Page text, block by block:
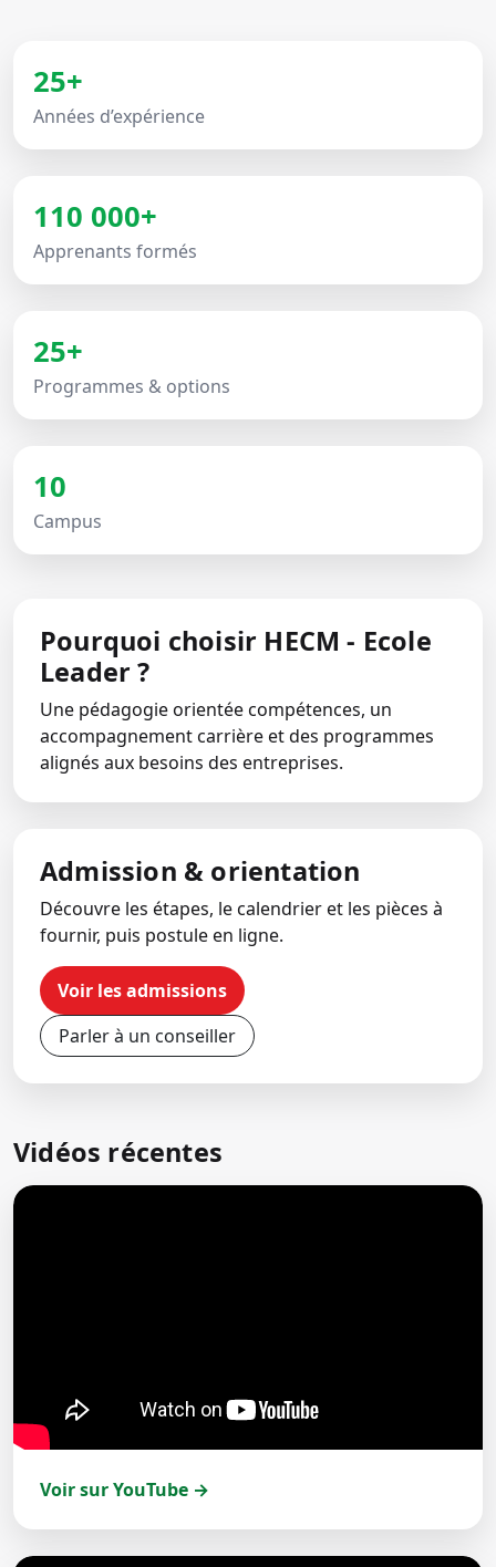
25+
Années d’expérience
110 000+
Apprenants formés
25+
Programmes & options
10
Campus
Pourquoi choisir HECM - Ecole
Leader ?
Une pédagogie orientée compétences, un
accompagnement carrière et des programmes
alignés aux besoins des entreprises.
Admission & orientation
Découvre les étapes, le calendrier et les pièces à
fournir, puis postule en ligne.
Voir les admissions
Parler à un conseiller
Vidéos récentes
Voir sur YouTube →